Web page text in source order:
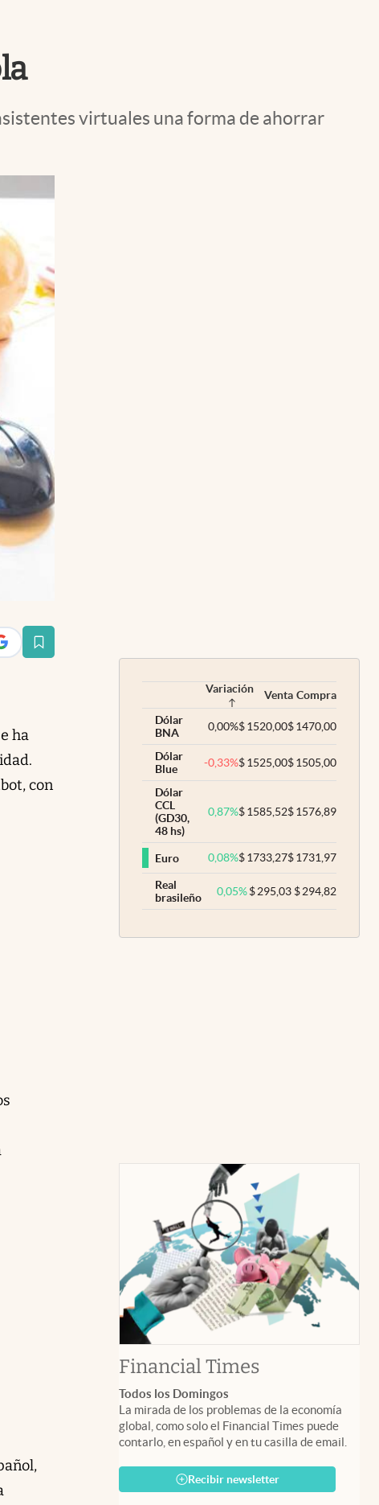
virtuales una forma de ahorrar
pestaña
ha
con
Variación Venta Compra
Dólar
BNA
0,00%$1520,00$1470,00
Dólar
Blue
-0,33%$1525,00$1505,00
Dólar
CCL
(GD30,
48 hs)
0,87%$1585,52$1576,89
Euro 0,08%$1733,27$1731,97
Real
brasileño
0,05% $295,03 $294,82
Financial Timesabre en
Todos los Domingos
La mirada de los problemas de la economía
global, como solo el Financial Times puede
contarlo, en español y en tu casilla de email.
Recibir newsletter